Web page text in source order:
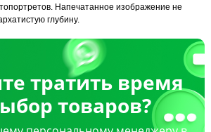
Напечатанное изображение не
глубину.
тратить время
товаров?